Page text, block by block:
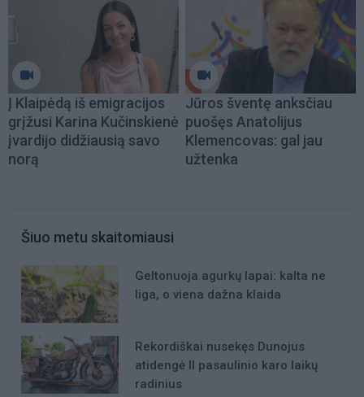
Į Klaipėdą iš emigracijos
grįžusi Karina Kučinskienė
įvardijo didžiausią savo
norą
Jūros šventę anksčiau
puošęs Anatolijus
Klemencovas: gal jau
užtenka
Šiuo metu skaitomiausi
Geltonuoja agurkų lapai: kalta ne
liga, o viena dažna klaida
Rekordiškai nusekęs Dunojus
atidengė II pasaulinio karo laikų
radinius